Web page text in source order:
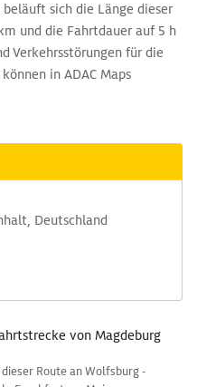
sich die Länge dieser
und die Fahrtdauer auf 5 h
Verkehrsstörungen für die
in ADAC Maps
Deutschland
von Magdeburg
Route an Wolfsburg -